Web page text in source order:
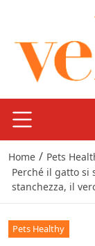
Home / Pets
Perché il gatto si
stanchezza, il
Pets Healthy